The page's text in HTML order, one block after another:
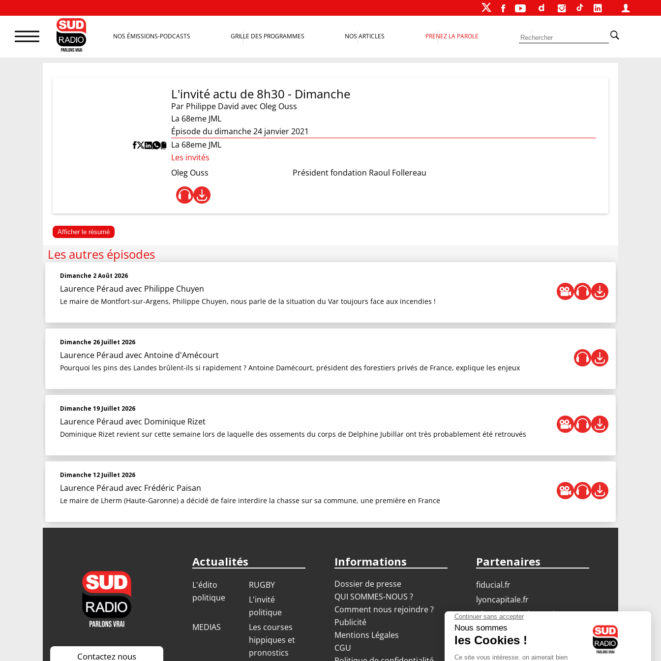
NOS ÉMISSIONS-PODCASTS GRILLE DES PROGRAMMES NOS ARTICLES PRENEZ LA PAROLE
L'invité actu de 8h30 - Dimanche
Par Philippe David avec Oleg Ouss
La 68eme JML
Épisode du dimanche 24 janvier 2021
La 68eme JML
Les invités
Oleg Ouss
Président fondation Raoul Follereau
Afficher le résumé
Les autres épisodes
Dimanche 2 Août 2026
Laurence Péraud avec Philippe Chuyen
Le maire de Montfort-sur-Argens, Philippe Chuyen, nous parle de la situation du Var toujours face aux incendies !
Dimanche 26 Juillet 2026
Laurence Péraud avec Antoine d'Amécourt
Pourquoi les pins des Landes brûlent-ils si rapidement ? Antoine Damécourt, président des forestiers privés de France, explique les enjeux
Dimanche 19 Juillet 2026
Laurence Péraud avec Dominique Rizet
Dominique Rizet revient sur cette semaine lors de laquelle des ossements du corps de Delphine Jubillar ont très probablement été retrouvés
Dimanche 12 Juillet 2026
Laurence Péraud avec Frédéric Paisan
Le maire de Lherm (Haute-Garonne) a décidé de faire interdire la chasse sur sa commune, une première en France
Contactez nous
Actualités
L'édito
politique
RUGBY
L'invité
politique
MEDIAS
Les courses
hippiques et
pronostics
Informations
Dossier de presse
QUI SOMMES-NOUS ?
Comment nous rejoindre ?
Publicité
Mentions Légales
CGU
Partenaires
fiducial.fr
lyoncapitale.fr
olympique-et-lyonnais.com
L'application Iphone